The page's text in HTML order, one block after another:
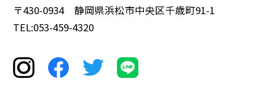
〒430-0934 静岡県浜松市中央区千歳町91-1
TEL:053-459-4320